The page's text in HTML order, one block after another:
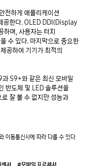
전하게 애플리케이션
공한다. OLED DDI(Display
하며, 사용자는 터치
수 있다. 마지막으로 중요한
공하여 기기가 최적의
S9+와 같은 최신 모바일
반도체 및 LED 솔루션을
잘 볼 수 없지만 성능과
이동통신사에 따라 다를 수 있다.